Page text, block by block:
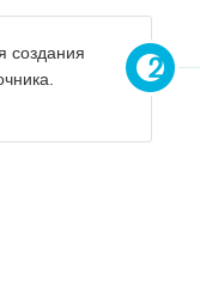
создания